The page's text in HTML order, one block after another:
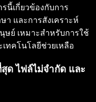
นี้เกี่ยวข้องกับการ
า และการสังเคราะห์
ษย์ เหมาะสำหรับการใช้
เทคโนโลยีช่วยเหลือ
ด ไฟล์ไม่จำกัด และ